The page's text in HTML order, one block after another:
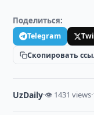
Поделиться:
Telegram
Скопировать
UzDaily·👁 1431 views·